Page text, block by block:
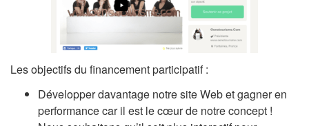
Les objectifs du financement participatif :
Développer davantage notre site Web et gagner en
performance car il est le cœur de notre concept !